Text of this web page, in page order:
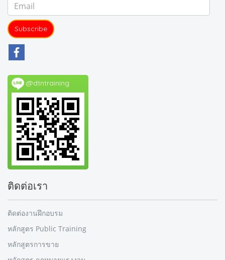
Subscribe
@dtntraining
ติดต่อเรา
ติดต่องานฝึกอบรม
หลักสูตร Public Training
หลักสูตรการขาย